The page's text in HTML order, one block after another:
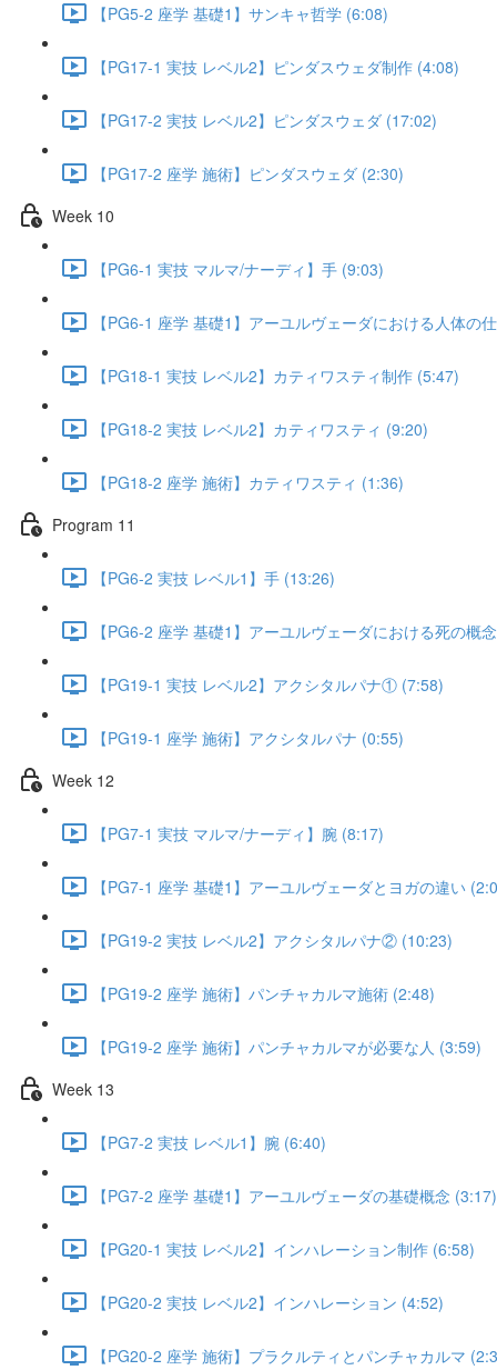
【PG5-2 座学 基礎1】サンキャ哲学 (6:08)
【PG17-1 実技 レベル2】ピンダスウェダ制作 (4:08)
【PG17-2 実技 レベル2】ピンダスウェダ (17:02)
【PG17-2 座学 施術】ピンダスウェダ (2:30)
Week 10
【PG6-1 実技 マルマ/ナーディ】手 (9:03)
【PG6-1 座学 基礎1】アーユルヴェーダにおける人体の
【PG18-1 実技 レベル2】カティワスティ制作 (5:47)
【PG18-2 実技 レベル2】カティワスティ (9:20)
【PG18-2 座学 施術】カティワスティ (1:36)
Program 11
【PG6-2 実技 レベル1】手 (13:26)
【PG6-2 座学 基礎1】アーユルヴェーダにおける死の概
【PG19-1 実技 レベル2】アクシタルパナ① (7:58)
【PG19-1 座学 施術】アクシタルパナ (0:55)
Week 12
【PG7-1 実技 マルマ/ナーディ】腕 (8:17)
【PG7-1 座学 基礎1】アーユルヴェーダとヨガの違い
【PG19-2 実技 レベル2】アクシタルパナ② (10:23)
【PG19-2 座学 施術】パンチャカルマ施術 (2:48)
【PG19-2 座学 施術】パンチャカルマが必要な人 (3:59)
Week 13
【PG7-2 実技 レベル1】腕 (6:40)
【PG7-2 座学 基礎1】アーユルヴェーダの基礎概念 (3:17)
【PG20-1 実技 レベル2】インハレーション制作 (6:58)
【PG20-2 実技 レベル2】インハレーション (4:52)
【PG20-2 座学 施術】プラクルティとパンチャカルマ